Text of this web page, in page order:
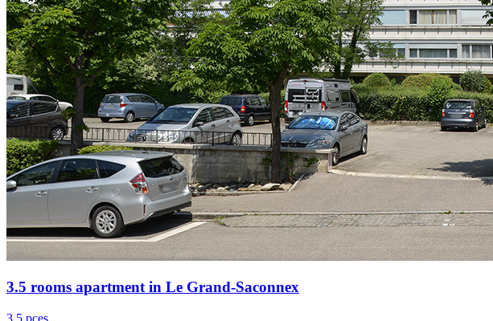
3.5 rooms apartment in Le Grand-Saconnex